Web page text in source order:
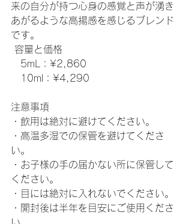
来の自分が持つ心身の感覚と声が湧き
あがるような高揚感を感じるブレンド
です。​
5mL：¥2,860
10ml：¥4,290
注意事項
・飲用は絶対に避けてください。
・高温多湿での保管を避けてくださ
い。
・お子様の手の届かない所に保管して
ください。
・目には絶対に入れないでください。
・開封後は半年を目安にご使用くださ
い。